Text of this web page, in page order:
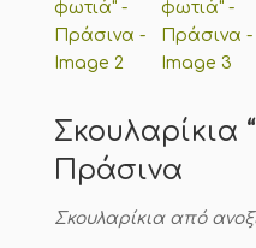
Σκουλαρίκια
Πράσινα
Σκουλαρίκια από